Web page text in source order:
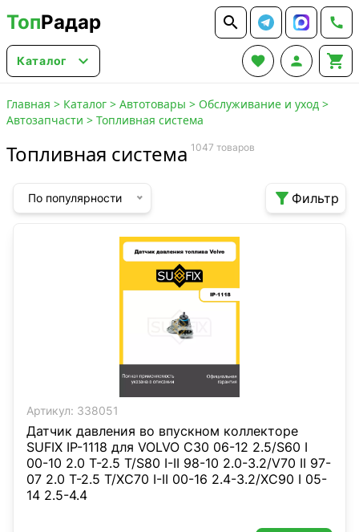
ТопРадар  
Каталог    
Главная > Каталог > Автотовары > Обслуживание и уход >
Автозапчасти > Топливная система
Топливная система 1047 товаров
По популярности  Фильтр
Артикул: 338051
Датчик давления во впускном коллекторе
SUFIX IP-1118 для VOLVO C30 06-12 2.5/S60 I
00-10 2.0 T-2.5 T/S80 I-II 98-10 2.0-3.2/V70 II 97-
07 2.0 T-2.5 T/XC70 I-II 00-16 2.4-3.2/XC90 I 05-
14 2.5-4.4